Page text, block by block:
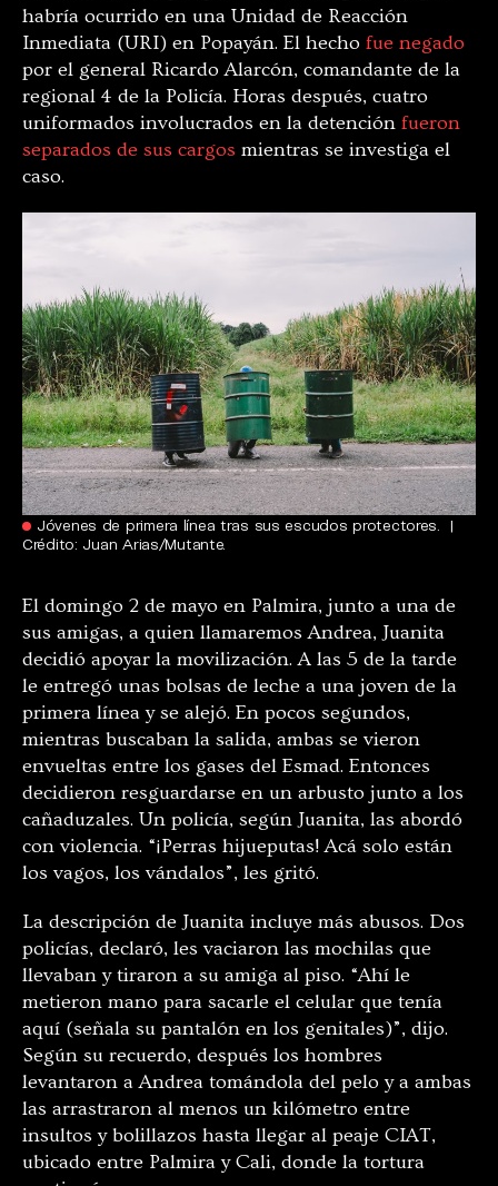
habría ocurrido en una Unidad de Reacción
Inmediata (URI) en Popayán. El hecho fue negado
por el general Ricardo Alarcón, comandante de la
regional 4 de la Policía. Horas después, cuatro
uniformados involucrados en la detención fueron
separados de sus cargos mientras se investiga el
caso.
Jóvenes de primera línea tras sus escudos protectores. |
Crédito: Juan Arias/Mutante.
El domingo 2 de mayo en Palmira, junto a una de
sus amigas, a quien llamaremos Andrea, Juanita
decidió apoyar la movilización. A las 5 de la tarde
le entregó unas bolsas de leche a una joven de la
primera línea y se alejó. En pocos segundos,
mientras buscaban la salida, ambas se vieron
envueltas entre los gases del Esmad. Entonces
decidieron resguardarse en un arbusto junto a los
cañaduzales. Un policía, según Juanita, las abordó
con violencia. “¡Perras hijueputas! Acá solo están
los vagos, los vándalos”, les gritó.
La descripción de Juanita incluye más abusos. Dos
policías, declaró, les vaciaron las mochilas que
llevaban y tiraron a su amiga al piso. “Ahí le
metieron mano para sacarle el celular que tenía
aquí (señala su pantalón en los genitales)”, dijo.
Según su recuerdo, después los hombres
levantaron a Andrea tomándola del pelo y a ambas
las arrastraron al menos un kilómetro entre
insultos y bolillazos hasta llegar al peaje CIAT,
ubicado entre Palmira y Cali, donde la tortura